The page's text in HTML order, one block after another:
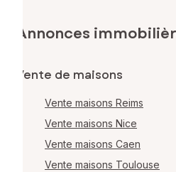
Annonces
Vente de maisons
Vente maisons Reims
Vente maisons Nice
Vente maisons Caen
Vente maisons Toulouse